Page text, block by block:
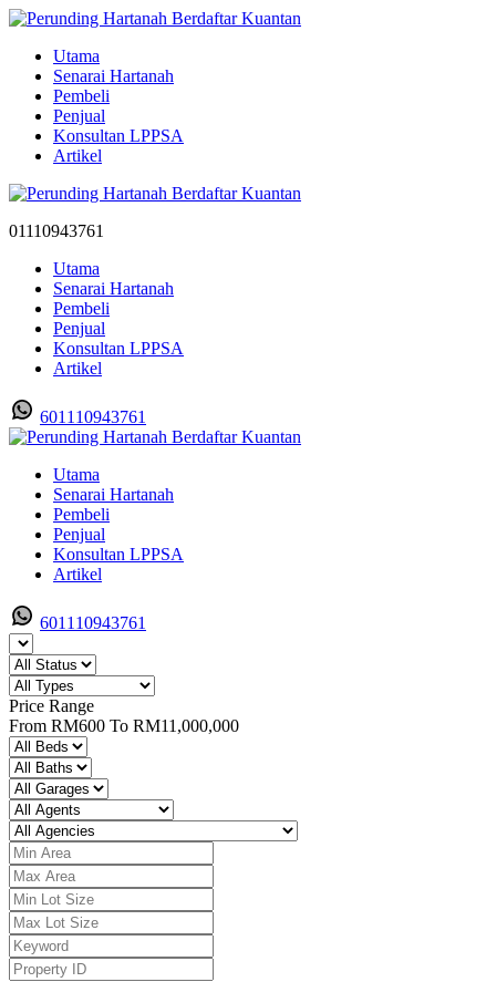
Utama
Senarai Hartanah
Pembeli
Penjual
Konsultan LPPSA
Artikel
01110943761
Utama
Senarai Hartanah
Pembeli
Penjual
Konsultan LPPSA
Artikel
601110943761
Utama
Senarai Hartanah
Pembeli
Penjual
Konsultan LPPSA
Artikel
601110943761
Price Range
From RM600 To RM11,000,000